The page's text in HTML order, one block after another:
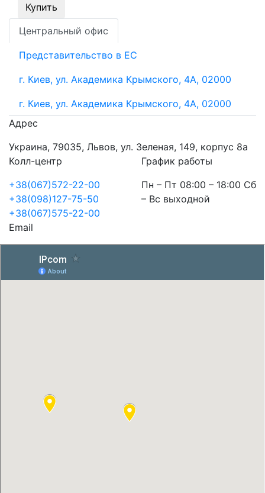
Купить
Центральный офис
Представительство в ЕС
г. Киев, ул. Академика Крымского, 4А, 02000
г. Киев, ул. Академика Крымского, 4А, 02000
Адрес
Украина, 79035, Львов, ул. Зеленая, 149, корпус 8а
Колл-центр
+38(067)572-22-00
+38(098)127-75-50
+38(067)575-22-00
График работы
Пн – Пт 08:00 – 18:00 Сб
– Вс выходной
Email